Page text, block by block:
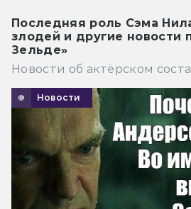
Последняя роль Сэма
злодей и другие новости
Зельде»
Новости об актёрском
Новости